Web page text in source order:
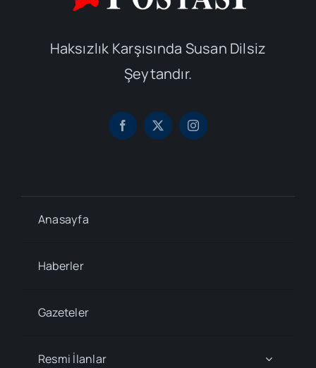
Haksızlık Karşısında Susan Dilsiz
Şeytandır.
Anasayfa
Haberler
Gazeteler
Resmi İlanlar